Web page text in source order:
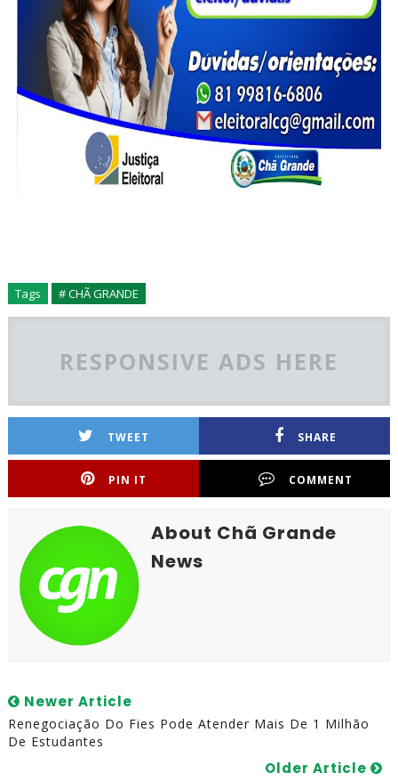
Tags # CHÃ GRANDE
RESPONSIVE ADS HERE
TWEET SHARE
PIN IT COMMENT
About Chã Grande
News
Newer Article
Renegociação Do Fies Pode Atender Mais De 1 Milhão
De Estudantes
Older Article